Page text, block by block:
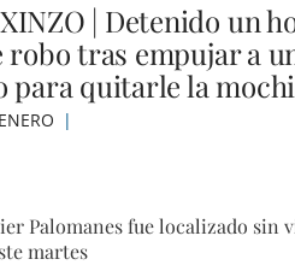
| Detenido un
robo tras empujar a
para quitarle la
Palomanes fue localizado sin
martes